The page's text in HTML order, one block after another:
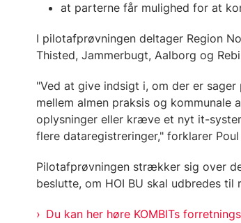
at parterne får mulighed for at
I pilotafprøvningen deltager Region
Thisted, Jammerbugt, Aalborg og
"Ved at give indsigt i, om der er
mellem almen praksis og
oplysninger eller kræve et nyt it-
flere dataregistreringer," forklarer
Pilotafprøvningen strækker sig over
beslutte, om HOI BU skal udbredes til
Du kan her høre KOMBITs